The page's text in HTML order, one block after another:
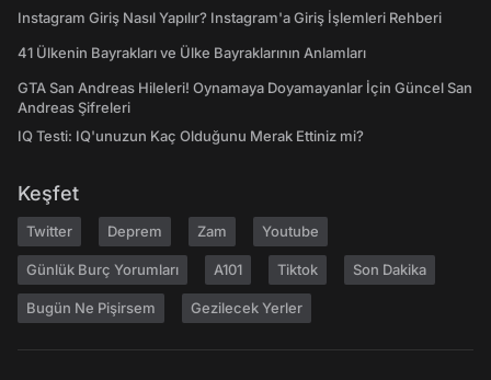
Instagram Giriş Nasıl Yapılır? Instagram'a Giriş İşlemleri Rehberi
41 Ülkenin Bayrakları ve Ülke Bayraklarının Anlamları
GTA San Andreas Hileleri! Oynamaya Doyamayanlar İçin Güncel San
Andreas Şifreleri
IQ Testi: IQ'unuzun Kaç Olduğunu Merak Ettiniz mi?
Keşfet
Twitter Deprem Zam Youtube
Günlük Burç Yorumları A101 Tiktok Son Dakika
Bugün Ne Pişirsem Gezilecek Yerler